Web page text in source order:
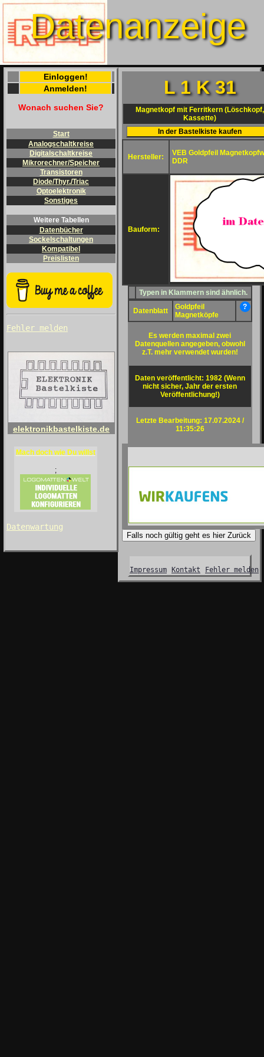
Datenanzeige
Einloggen!
Anmelden!
Wonach suchen Sie?
Start
Analogschaltkreise
Digitalschaltkreise
Mikrorechner/Speicher
Transistoren
Diode/Thyr./Triac
Optoelektronik
Sonstiges
Weitere Tabellen
Datenbücher
Sockelschaltungen
Kompatibel
Preislisten
Fehler melden
elektronikbastelkiste.de
Mach doch wie Du willst
;
Datenwartung
L 1 K 31
Magnetkopf mit Ferritkern (Löschkopf,
Kassette)
Hersteller:
VEB Goldpfeil
DDR
Bauform:
Typen in Klammern sind ähnlich.
Datenblatt
Goldpfeil
Magnetköpfe
?
Es werden maximal zwei
Datenquellen angegeben, obwohl
z.T. mehr verwendet wurden!
Daten veröffentlicht: 1982 (Wenn
nicht sicher, Jahr der ersten
Veröffentlichung!)
Letzte Bearbeitung: 17.07.2024 /
11:35:26
Falls noch gültig geht es hier Zurück
Impressum Kontakt Fehler melden